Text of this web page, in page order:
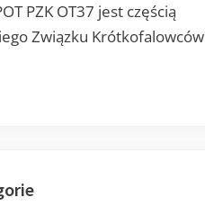
PZK OT37 jest częścią
Związku Krótkofalowców